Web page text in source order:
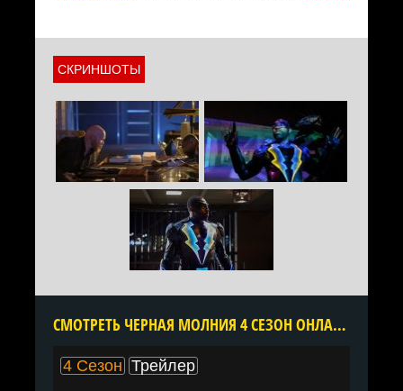
СКРИНШОТЫ
CМОТРЕТЬ ЧЕРНАЯ МОЛНИЯ 4 СЕЗОН ОНЛАЙН В ХОРОШЕМ КАЧЕСТВЕ ВСЕ СЕРИИ ПОДРЯД БЕСПЛАТНО
4 Сезон Трейлер